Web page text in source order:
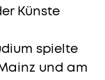
Künste
spielte
und am